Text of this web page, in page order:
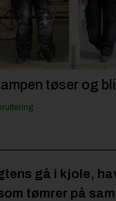
tøser og
gå i kjole,
tømrer på